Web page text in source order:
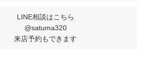
LINE相談はこちら
@satuma320
来店予約もできます